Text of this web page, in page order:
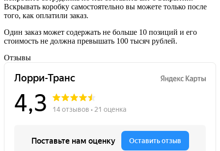
Вскрывать коробку самостоятельно вы можете только после
того, как оплатили заказ.
Один заказ может содержать не больше 10 позиций и его
стоимость не должна превышать 100 тысяч рублей.
Отзывы